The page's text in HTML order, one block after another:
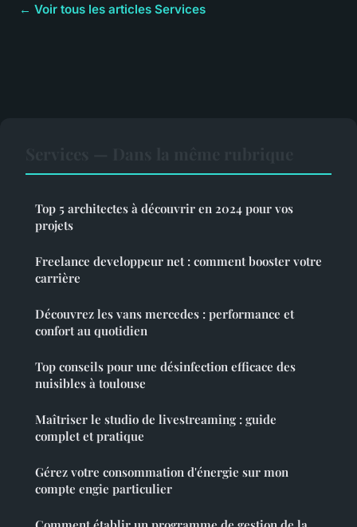
← Voir tous les articles Services
Top 5 architectes à découvrir en 2024 pour vos
projets
Freelance developpeur net : comment booster votre
carrière
Découvrez les vans mercedes : performance et
confort au quotidien
Top conseils pour une désinfection efficace des
nuisibles à toulouse
Maîtriser le studio de livestreaming : guide
complet et pratique
Gérez votre consommation d'énergie sur mon
compte engie particulier